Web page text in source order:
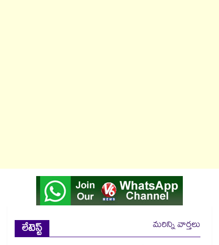
లేటెస్ట్
మరిన్ని వార్తలు